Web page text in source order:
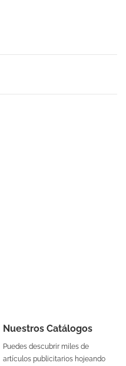
Nuestros Catálogos
Puedes descubrir miles de
artículos publicitarios hojeando